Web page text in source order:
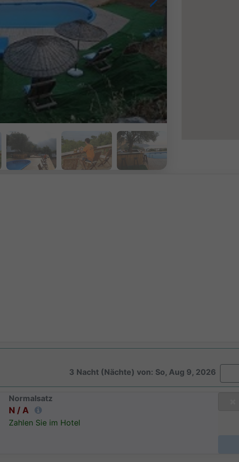
3 Nacht (Nächte) von: So, Aug 9, 2026
Normalsatz
N / A
Zahlen Sie im Hotel